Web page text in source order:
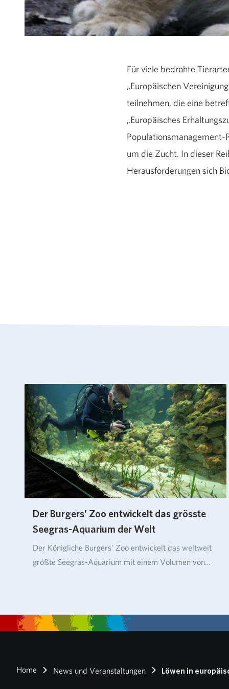
Für viele bedrohte
„Europäischen
teilnehmen, die eine
„Europäisches
Populationsmanagement-
um die Zucht. In dieser
Herausforderungen sich
Der Burgers’ Zoo entwickelt das grösste
Seegras-Aquarium der Welt
Der Königliche Burgers’ Zoo entwickelt das weltweit
größte Seegras-Aquarium mit einem Volumen von
Home News und Veranstaltungen Löwen in